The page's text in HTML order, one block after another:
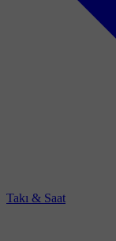
Takı & Saat